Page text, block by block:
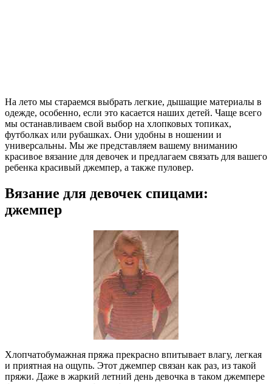
На лето мы стараемся выбрать легкие, дышащие материалы в
одежде, особенно, если это касается наших детей. Чаще всего
мы останавливаем свой выбор на хлопковых топиках,
футболках или рубашках. Они удобны в ношении и
универсальны. Мы же представляем вашему вниманию
красивое вязание для девочек и предлагаем связать для вашего
ребенка красивый джемпер, а также пуловер.
Вязание для девочек спицами:
джемпер
Хлопчатобумажная пряжа прекрасно впитывает влагу, легкая
и приятная на ощупь. Этот джемпер связан как раз, из такой
пряжи. Даже в жаркий летний день девочка в таком джемпере